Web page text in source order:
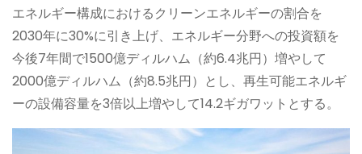
エネルギー構成におけるクリーンエネルギーの割合を
2030年に30%に引き上げ、エネルギー分野への投資額を
今後7年間で1500億ディルハム（約6.4兆円）増やして
2000億ディルハム（約8.5兆円）とし、再生可能エネルギ
ーの設備容量を3倍以上増やして14.2ギガワットとする。